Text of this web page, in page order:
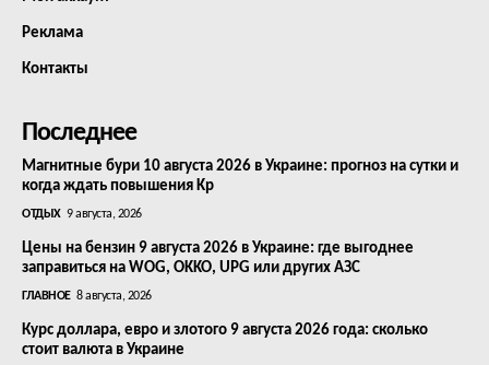
Реклама
Контакты
Последнее
Магнитные бури 10 августа 2026 в Украине: прогноз на сутки и
когда ждать повышения Kp
ОТДЫХ 9 августа, 2026
Цены на бензин 9 августа 2026 в Украине: где выгоднее
заправиться на WOG, OKKO, UPG или других АЗС
ГЛАВНОЕ 8 августа, 2026
Курс доллара, евро и злотого 9 августа 2026 года: сколько
стоит валюта в Украине